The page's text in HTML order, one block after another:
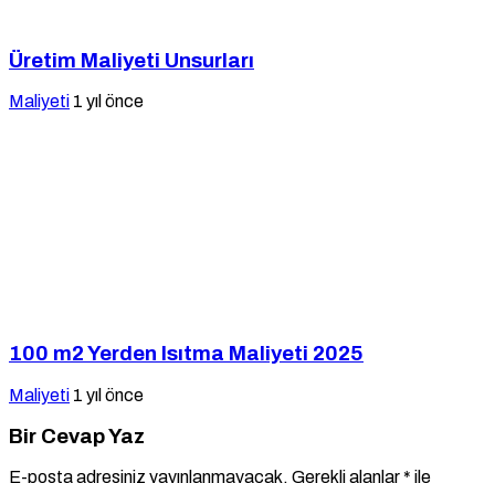
Üretim Maliyeti Unsurları
Maliyeti 1 yıl önce
100 m2 Yerden Isıtma Maliyeti 2025
Maliyeti 1 yıl önce
Bir Cevap Yaz
E-posta adresiniz yayınlanmayacak. Gerekli alanlar* ile